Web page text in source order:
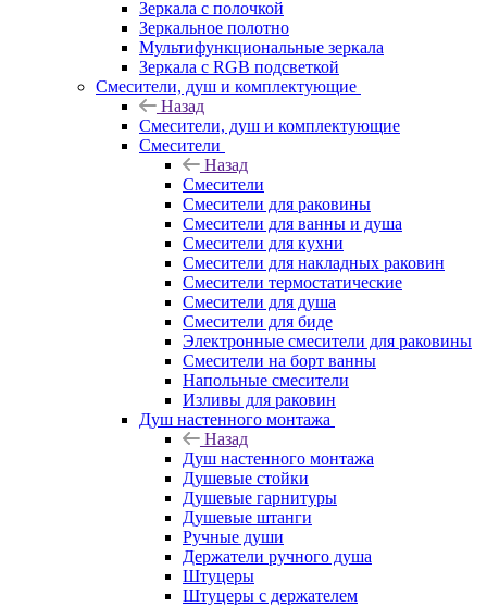
Зеркала с полочкой
Зеркальное полотно
Мультифункциональные зеркала
Зеркала c RGB подсветкой
Смесители, душ и комплектующие
Назад
Смесители, душ и комплектующие
Смесители
Назад
Смесители
Смесители для раковины
Смесители для ванны и душа
Смесители для кухни
Смесители для накладных раковин
Смесители термостатические
Смесители для душа
Смесители для биде
Электронные смесители для раковины
Смесители на борт ванны
Напольные смесители
Изливы для раковин
Душ настенного монтажа
Назад
Душ настенного монтажа
Душевые стойки
Душевые гарнитуры
Душевые штанги
Ручные души
Держатели ручного душа
Штуцеры
Штуцеры с держателем